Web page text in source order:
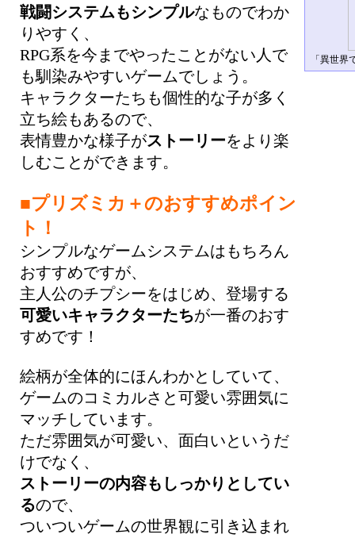
戦闘システムもシンプルなものでわか
りやすく、
RPG系を今までやったことがない人で
も馴染みやすいゲームでしょう。
キャラクターたちも個性的な子が多く
立ち絵もあるので、
表情豊かな様子がストーリーをより楽
しむことができます。
■プリズミカ＋のおすすめポイン
ト！
シンプルなゲームシステムはもちろん
おすすめですが、
主人公のチプシーをはじめ、登場する
可愛いキャラクターたちが一番のおす
すめです！
絵柄が全体的にほんわかとしていて、
ゲームのコミカルさと可愛い雰囲気に
マッチしています。
ただ雰囲気が可愛い、面白いというだ
けでなく、
ストーリーの内容もしっかりとしてい
るので、
ついついゲームの世界観に引き込まれ
「異世